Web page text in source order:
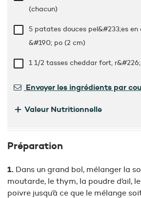
(chacun)
5 patates douces pel&#233;es en
&#190; po (2 cm)
1 1/2 tasses cheddar fort,
Envoyer les ingrédients par
+ Valeur Nutritionnelle
Préparation
Dans un grand bol, mélanger la
moutarde, le thym, la poudre d’ail,
poivre jusqu’à ce que le mélange